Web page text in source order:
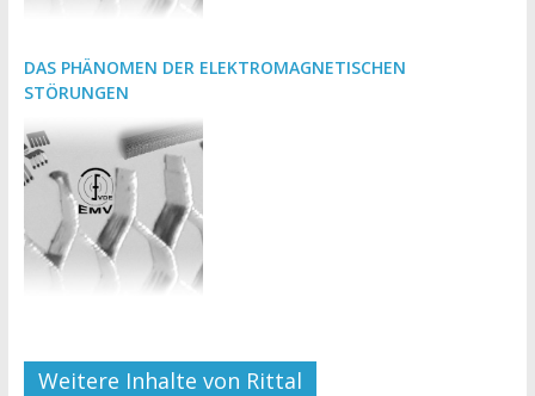
DAS PHÄNOMEN DER ELEKTROMAGNETISCHEN
STÖRUNGEN
Weitere Inhalte von Rittal